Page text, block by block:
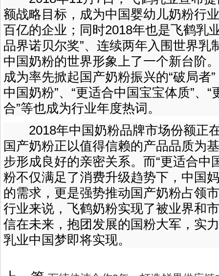
额战略目标，成为中国婴幼儿奶粉行
百亿的企业；同时2018年也是飞鹤乳
品界诺贝尔奖”、连续两年入围世界乳
中国奶粉的世界形象上了一个新台阶
成为率先掀起国产奶粉振兴的“破局者
中国奶粉”、“更适合中国宝宝体质”、“
合”等也成为行业年度热词。
2018年中国奶粉品牌市场份额正
国产奶粉正以值得信赖的产品品质为
步形成良好的亲密关系。而“更适合中
粉不仅满足了消费升级趋势下，中国
的需求，更是强势推动国产奶粉占领
行业来说，飞鹤奶粉实现了被业界和
信在未来，抱团发展的国粉大军，实
乳业中国梦即将实现。